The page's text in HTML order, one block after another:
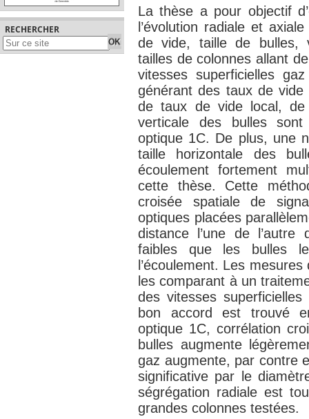
RECHERCHER
La thèse a pour objectif
l’évolution radiale et
de vide, taille de bulles,
tailles de colonnes allant
vitesses superficielles
générant des taux de
de taux de vide local,
verticale des bulles sont
optique 1C. De plus, une
taille horizontale des
écoulement fortement
cette thèse. Cette
croisée spatiale de
optiques placées
distance l’une de l’autre
faibles que les bulles
l’écoulement. Les
les comparant à un
des vitesses
bon accord est trouvé
optique 1C, corrélation
bulles augmente
gaz augmente, par contre
significative par le
ségrégation radiale est
grandes colonnes testées.